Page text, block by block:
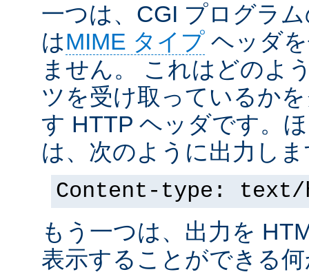
一つは、CGI プログラ
はMIME タイプ ヘッダ
ません。 これはどのよ
ツを受け取っているか
す HTTP ヘッダです。
は、次のように出力し
Content-type: text/
もう一つは、出力を
表示することができる